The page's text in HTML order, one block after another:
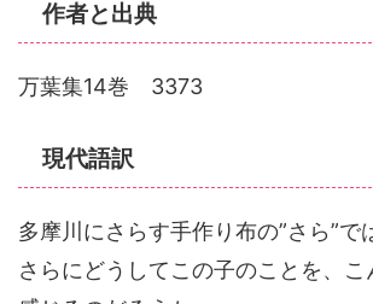
作者と出典
万葉集14巻 3373
現代語訳
多摩川にさらす手作り布の”さら”で
さらにどうしてこの子のことを、こ